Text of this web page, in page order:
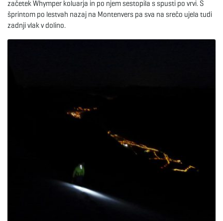
začetek Whymper koluarja in po njem sestopila s spusti po vrvi. S
šprintom po lestvah nazaj na Montenvers pa sva na srečo ujela tudi
zadnji vlak v dolino.